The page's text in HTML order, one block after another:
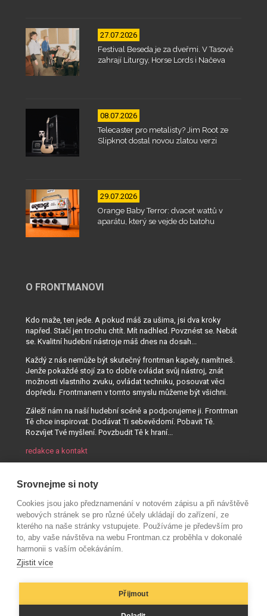
27.07.2026
Festival Beseda je za dveřmi. V Tasově
zahrají Liturgy, Horse Lords i Načeva
08.07.2026
Telecaster pro metalisty? Jim Root ze
Slipknot dostal novou zlatou verzi
29.07.2026
Orange Baby Terror: dvacet wattů v
aparátu, který se vejde do batohu
O FRONTMANOVI
Kdo maže, ten jede. A pokud máš za ušima, jsi dva kroky
napřed. Stačí jen trochu chtít. Mít nadhled. Povznést se. Nebát
se. Kvalitní hudební nástroje máš dnes na dosah...
Každý z nás nemůže být skutečný frontman kapely, namítneš.
Jenže pokaždé stojí za to dobře ovládat svůj nástroj, znát
možnosti vlastního zvuku, ovládat techniku, posouvat věci
dopředu. Frontmanem v tomto smyslu můžeme být všichni.
Záleží nám na naší hudební scéně a podporujeme ji. Frontman
Tě chce inspirovat. Dodávat Ti sebevědomí. Pobavit Tě.
Rozvíjet Tvé myšlení. Povzbudit Tě k hraní...
redakce a kontakt
Srovnejme si noty
Cookies jsou jako předznamenání v notovém zápisu a při návštěvě
webových stránek se pro různé účely ukládají do zařízení, ze
kterého na naše stránky vstupujete. Používáme je především pro
to, aby vaše návštěva na webu Frontman.cz proběhla v dokonalé
harmonii s vaším očekáváním.
Zjistit více
Přijmout